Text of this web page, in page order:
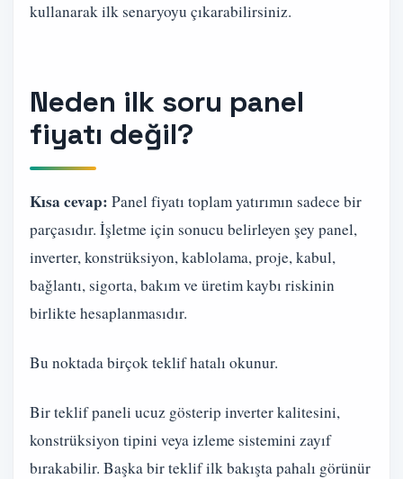
kullanarak ilk senaryoyu çıkarabilirsiniz.
Neden ilk soru panel
fiyatı değil?
Kısa cevap: Panel fiyatı toplam yatırımın sadece bir
parçasıdır. İşletme için sonucu belirleyen şey panel,
inverter, konstrüksiyon, kablolama, proje, kabul,
bağlantı, sigorta, bakım ve üretim kaybı riskinin
birlikte hesaplanmasıdır.
Bu noktada birçok teklif hatalı okunur.
Bir teklif paneli ucuz gösterip inverter kalitesini,
konstrüksiyon tipini veya izleme sistemini zayıf
bırakabilir. Başka bir teklif ilk bakışta pahalı görünür